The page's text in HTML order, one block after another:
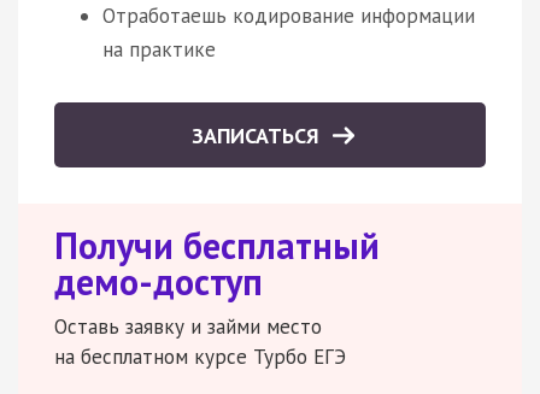
Отработаешь кодирование информации
на практике
ЗАПИСАТЬСЯ
Получи бесплатный
демо-доступ
Оставь заявку и займи место
на бесплатном курсе Турбо ЕГЭ